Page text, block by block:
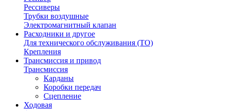
Рессиверы
Трубки воздушные
Электромагнитный клапан
Расходники и другое
Для технического обслуживания (ТО)
Крепления
Трансмиссия и привод
Трансмиссия
Карданы
Коробки передач
Сцепление
Ходовая